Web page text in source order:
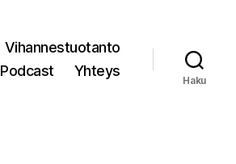
Vihannestuotanto
Podcast Yhteys
Haku